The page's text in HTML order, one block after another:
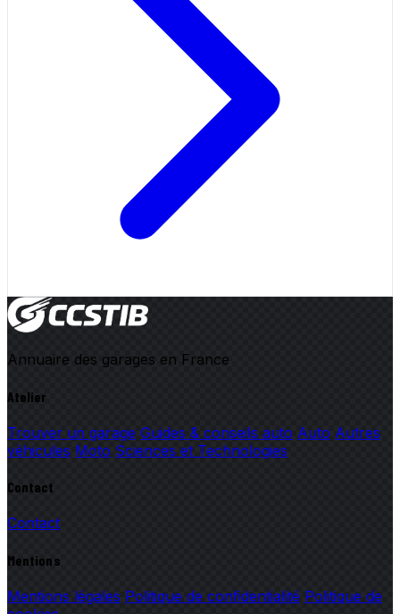
Annuaire des garages en France
Atelier
Trouver un garage Guides & conseils auto Auto Autres
véhicules Moto Sciences et Technologies
Contact
Contact
Mentions
Mentions légales Politique de confidentialité Politique de